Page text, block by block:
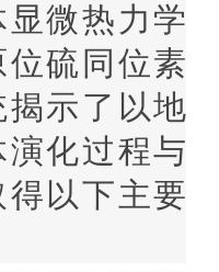
微热力学
硫同位素
示了以地
化过程与
以下主要